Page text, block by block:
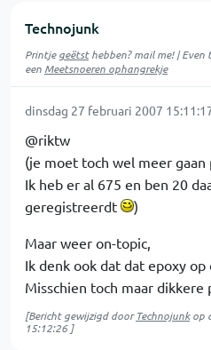
Technojunk
Printjegeëtsthebben? mail me! | Even
een Meetsnoeren ophangrekje
dinsdag 27 februari 2007
@riktw
(je moet toch wel meer gaan
Ik heb er al 675 en ben 20
geregistreerdt
)
Maar weer on-topic,
Ik denk ook dat dat epoxy
Misschien toch maar dikkere
[Bericht gewijzigd doorTechnojunkop
15:12:26]